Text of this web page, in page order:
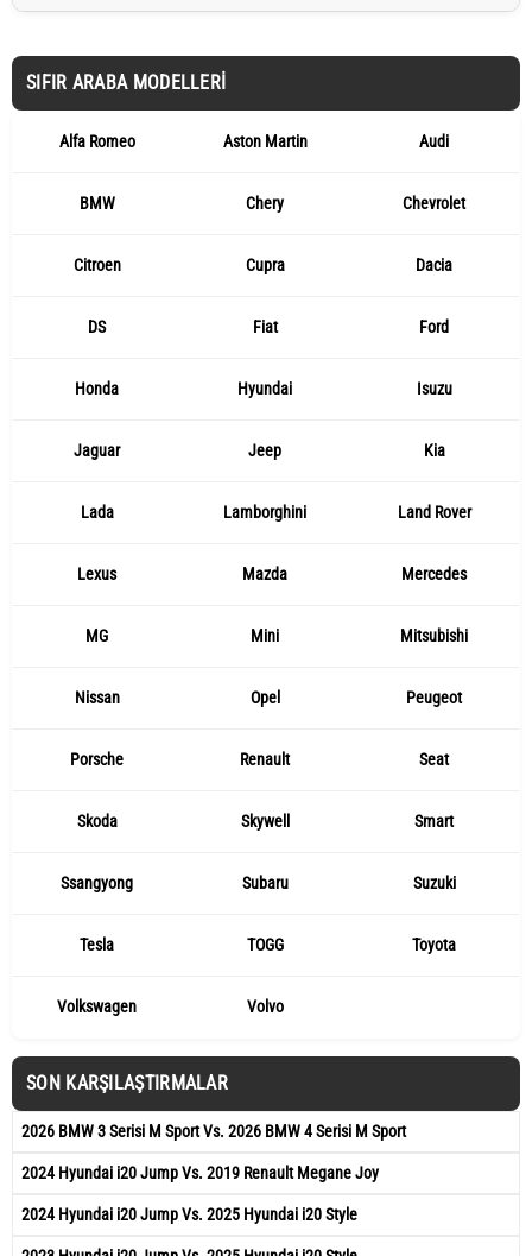
SIFIR ARABA MODELLERI
Alfa Romeo Aston Martin Audi
BMW Chery Chevrolet
Citroen Cupra Dacia
DS Fiat Ford
Honda Hyundai Isuzu
Jaguar Jeep Kia
Lada Lamborghini Land Rover
Lexus Mazda Mercedes
MG Mini Mitsubishi
Nissan Opel Peugeot
Porsche Renault Seat
Skoda Skywell Smart
Ssangyong Subaru Suzuki
Tesla TOGG Toyota
Volkswagen Volvo
SON KARŞILAŞTIRMALAR
2026 BMW 3 Serisi M Sport Vs. 2026 BMW 4 Serisi M Sport
2024 Hyundai i20 Jump Vs. 2019 Renault Megane Joy
2024 Hyundai i20 Jump Vs. 2025 Hyundai i20 Style